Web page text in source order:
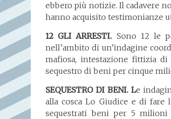
ebbero più notizie. Il cadavere
hanno acquisito testimonianze
12 GLI ARRESTI. Sono 12 le
nell’ambito di un’indagine
mafiosa, intestazione fittizia
sequestro di beni per cinque
SEQUESTRO DI BENI. Le
alla cosca Lo Giudice e di
sequestrati beni per 5